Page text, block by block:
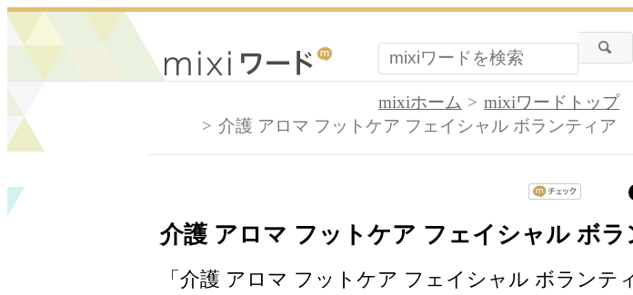
mixiホーム
mixiワードトップ
介護 アロマ フットケア フェイシャル ボランティア
介護 アロマ フットケア フェイシャル ボラ
「介護 アロマ フットケア フェイシャル ボランテ